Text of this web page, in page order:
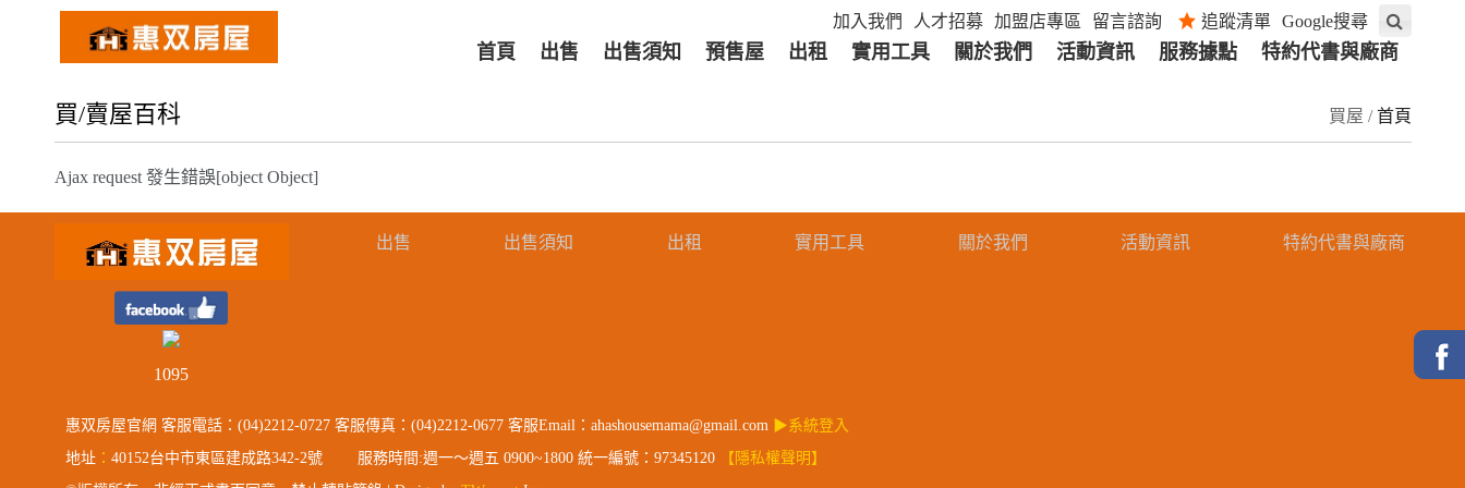
加入我們 人才招募 加盟店專區 留言諮詢 追蹤清單 Google搜尋
首頁 出售 出售須知 預售屋 出租 實用工具 關於我們 活動資訊 服務據點 特約代書與廠商
買/賣屋百科 買屋 /首頁
Ajax request 發生錯誤[object Object]
出售 出售須知 出租 實用工具 關於我們 活動資訊 特約代書與廠商
1095
惠双房屋官網 客服電話：(04)2212-0727 客服傳真：(04)2212-0677 客服Email：ahashousemama@gmail.com ▶系統登入
地址： 40152台中市東區建成路342-2號 服務時間:週一～週五 0900~1800 統一編號：97345120
【隱私權聲明】